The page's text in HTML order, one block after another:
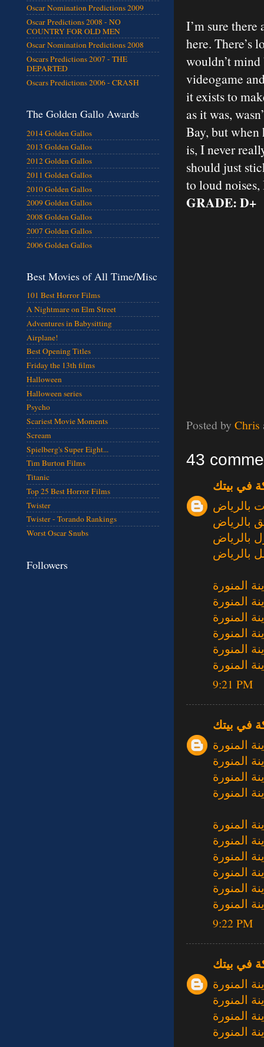
I’m sure
here. There’s
wouldn’t
videogame
it exists to
as it was,
Bay, but when
is, I never
should just
to loud noises,
GRADE: D+
Posted by Chris
43
في بيتك
بالرياض
بالرياض
بالرياض
بالرياض
المنورة
المنورة
المنورة
المنورة
المنورة
المنورة
9:21 PM
في بيتك
المنورة
المنورة
المنورة
المنورة
المنورة
المنورة
المنورة
المنورة
المنورة
المنورة
9:22 PM
في بيتك
المنورة
المنورة
المنورة
المنورة
Oscar Nomination Predictions 2009
Oscar Predictions 2008 - NO
COUNTRY FOR OLD MEN
Oscar Nomination Predictions 2008
Oscars Predictions 2007 - THE
DEPARTED
Oscars Predictions 2006 - CRASH
The Golden Gallo Awards
2014 Golden Gallos
2013 Golden Gallos
2012 Golden Gallos
2011 Golden Gallos
2010 Golden Gallos
2009 Golden Gallos
2008 Golden Gallos
2007 Golden Gallos
2006 Golden Gallos
Best Movies of All Time/Misc
101 Best Horror Films
A Nightmare on Elm Street
Adventures in Babysitting
Airplane!
Best Opening Titles
Friday the 13th films
Halloween
Halloween series
Psycho
Scariest Movie Moments
Scream
Spielberg's Super Eight...
Tim Burton Films
Titanic
Top 25 Best Horror Films
Twister
Twister - Torando Rankings
Worst Oscar Snubs
Followers